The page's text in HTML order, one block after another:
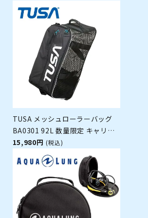
TUSA メッシュローラーバッグ
BA0301 92L 数量限定 キャリー
バッグ メッシュバッグ ダイビン
グバッグ スキューバダイビング
ボートダイブ
15,980円 (税込)